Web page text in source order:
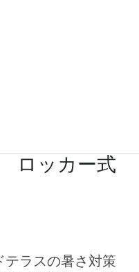
ロッカー式
テラスの暑さ対策